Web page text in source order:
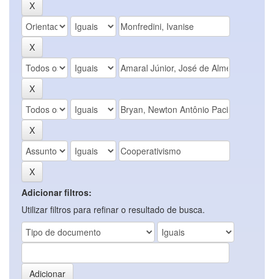
Adicionar filtros:
Utilizar filtros para refinar o resultado de busca.